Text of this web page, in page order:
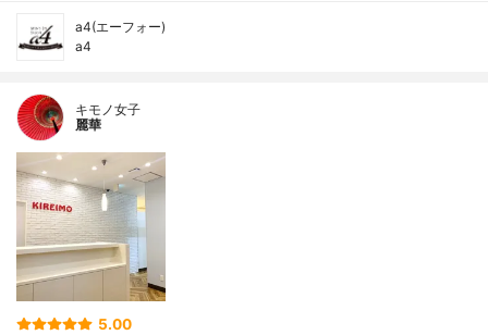
a4(エーフォー)
a4
キモノ女子
麗華
5.00